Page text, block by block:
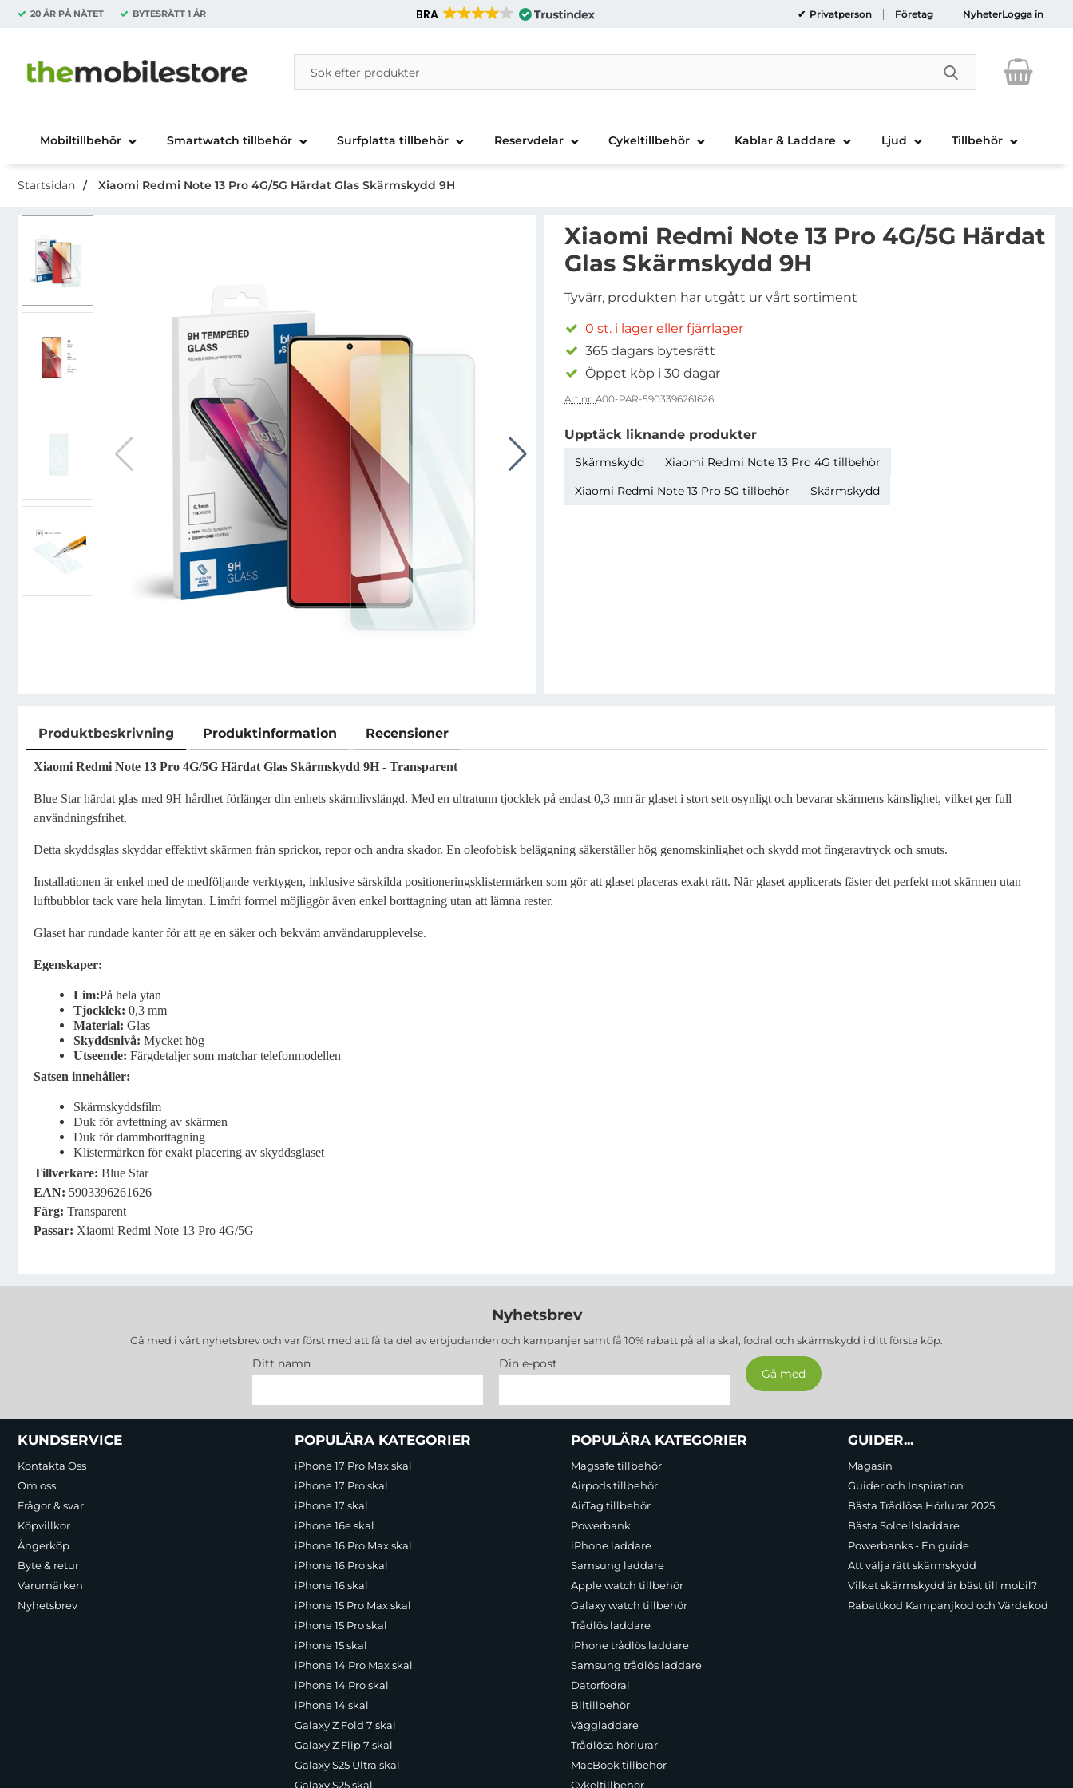
20 ÅR PÅ NÄTET BYTESRÄTT 1 ÅR BRA Privatperson Företag NyheterLogga in
Startsidan för Danira Telecom AB
Sök
Sök på Danira Telecom AB
Genomför
Mobiltillbehör Smartwatch tillbehör Surfplatta tillbehör Reservdelar Cykeltillbehör Kablar & Laddare Ljud Tillbehör
Startsidan Xiaomi Redmi Note 13 Pro 4G/5G Härdat Glas Skärmskydd 9H
Xiaomi Redmi Note 13 Pro 4G/5G Härdat
Glas Skärmskydd 9H
Tyvärr, produkten har utgått ur vårt sortiment
0 st. i lager eller fjärrlager
365 dagars bytesrätt
Öppet köp i 30 dagar
Art nr: A00-PAR-5903396261626
Upptäck liknande produkter
Skärmskydd
Xiaomi Redmi Note 13 Pro 4G tillbehör
Xiaomi Redmi Note 13 Pro 5G tillbehör
Skärmskydd
Produktbeskrivning Produktinformation Recensioner
Produktbeskrivning
Xiaomi Redmi Note 13 Pro 4G/5G Härdat Glas Skärmskydd 9H - Transparent
Blue Star härdat glas med 9H hårdhet förlänger din enhets skärmlivslängd. Med en ultratunn tjocklek på endast 0,3 mm är glaset i stort sett osynligt och bevarar skärmens känslighet, vilket ger full
användningsfrihet.
Detta skyddsglas skyddar effektivt skärmen från sprickor, repor och andra skador. En oleofobisk beläggning säkerställer hög genomskinlighet och skydd mot fingeravtryck och smuts.
Installationen är enkel med de medföljande verktygen, inklusive särskilda positioneringsklistermärken som gör att glaset placeras exakt rätt. När glaset applicerats fäster det perfekt mot skärmen utan
luftbubblor tack vare hela limytan. Limfri formel möjliggör även enkel borttagning utan att lämna rester.
Glaset har rundade kanter för att ge en säker och bekväm användarupplevelse.
Egenskaper:
Lim:På hela ytan
Tjocklek: 0,3 mm
Material: Glas
Skyddsnivå: Mycket hög
Utseende: Färgdetaljer som matchar telefonmodellen
Satsen innehåller:
Skärmskyddsfilm
Duk för avfettning av skärmen
Duk för dammborttagning
Klistermärken för exakt placering av skyddsglaset
Tillverkare: Blue Star
EAN: 5903396261626
Färg: Transparent
Passar: Xiaomi Redmi Note 13 Pro 4G/5G
Nyhetsbrev
Gå med i vårt nyhetsbrev och var först med att få ta del av erbjudanden och kampanjer samt få 10% rabatt på alla skal, fodral och skärmskydd i ditt första köp.
Ditt namn Din e-post
Sidfot Blandad info och länkar
KUNDSERVICE
Kontakta Oss
Om oss
Frågor & svar
Köpvillkor
Ångerköp
Byte & retur
Varumärken
Nyhetsbrev
POPULÄRA KATEGORIER
iPhone 17 Pro Max skal
iPhone 17 Pro skal
iPhone 17 skal
iPhone 16e skal
iPhone 16 Pro Max skal
iPhone 16 Pro skal
iPhone 16 skal
iPhone 15 Pro Max skal
iPhone 15 Pro skal
iPhone 15 skal
iPhone 14 Pro Max skal
iPhone 14 Pro skal
iPhone 14 skal
Galaxy Z Fold 7 skal
Galaxy Z Flip 7 skal
Galaxy S25 Ultra skal
Galaxy S25 skal
POPULÄRA KATEGORIER
Magsafe tillbehör
Airpods tillbehör
AirTag tillbehör
Powerbank
iPhone laddare
Samsung laddare
Apple watch tillbehör
Galaxy watch tillbehör
Trådlös laddare
iPhone trådlös laddare
Samsung trådlös laddare
Datorfodral
Biltillbehör
Väggladdare
Trådlösa hörlurar
MacBook tillbehör
Cykeltillbehör
GUIDER...
Magasin
Guider och Inspiration
Bästa Trådlösa Hörlurar 2025
Bästa Solcellsladdare
Powerbanks - En guide
Att välja rätt skärmskydd
Vilket skärmskydd är bäst till mobil?
Rabattkod Kampanjkod och Värdekod